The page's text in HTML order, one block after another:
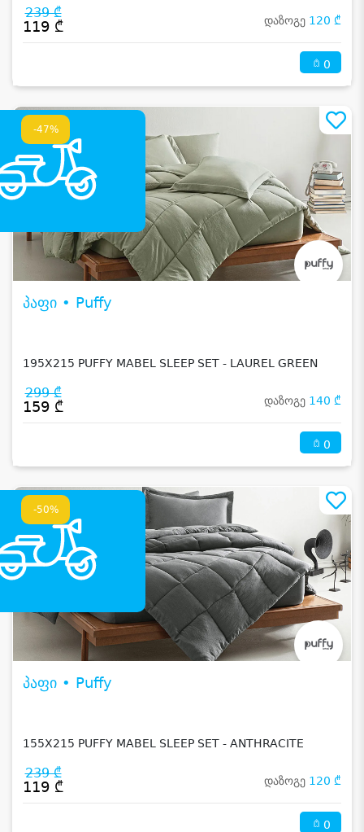
239 ₾
119 ₾ დაზოგე 120 ₾
0
-47%
პაფი • Puffy
195X215 PUFFY MABEL SLEEP SET - LAUREL GREEN
299 ₾
159 ₾ დაზოგე 140 ₾
0
-50%
პაფი • Puffy
155X215 PUFFY MABEL SLEEP SET - ANTHRACITE
239 ₾
119 ₾ დაზოგე 120 ₾
0